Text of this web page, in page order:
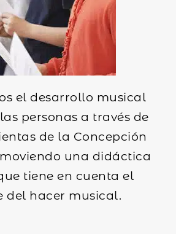
el desarrollo musical
personas a través de
de la Concepción
una didáctica
tiene en cuenta el
del hacer musical.